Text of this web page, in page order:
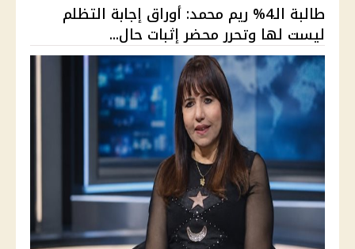
طالبة الـ4% ريم محمد: أوراق إجابة التظلم
ليست لها وتحرر محضر إثبات حال...